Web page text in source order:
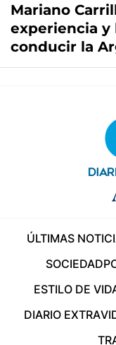
Mariano
experiencia y
conducir la
ÚLTIMAS
SOCIEDAD
ESTILO DE
DIARIO EXTRA